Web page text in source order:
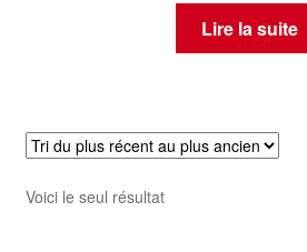
Lire la suite
Voici le seul résultat